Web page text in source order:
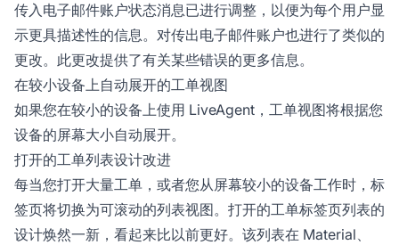
传入电子邮件账户状态消息已进行调整，以便为每个用户显
示更具描述性的信息。对传出电子邮件账户也进行了类似的
更改。此更改提供了有关某些错误的更多信息。
在较小设备上自动展开的工单视图
如果您在较小的设备上使用 LiveAgent，工单视图将根据您
设备的屏幕大小自动展开。
打开的工单列表设计改进
每当您打开大量工单，或者您从屏幕较小的设备工作时，标
签页将切换为可滚动的列表视图。打开的工单标签页列表的
设计焕然一新，看起来比以前更好。该列表在 Material、